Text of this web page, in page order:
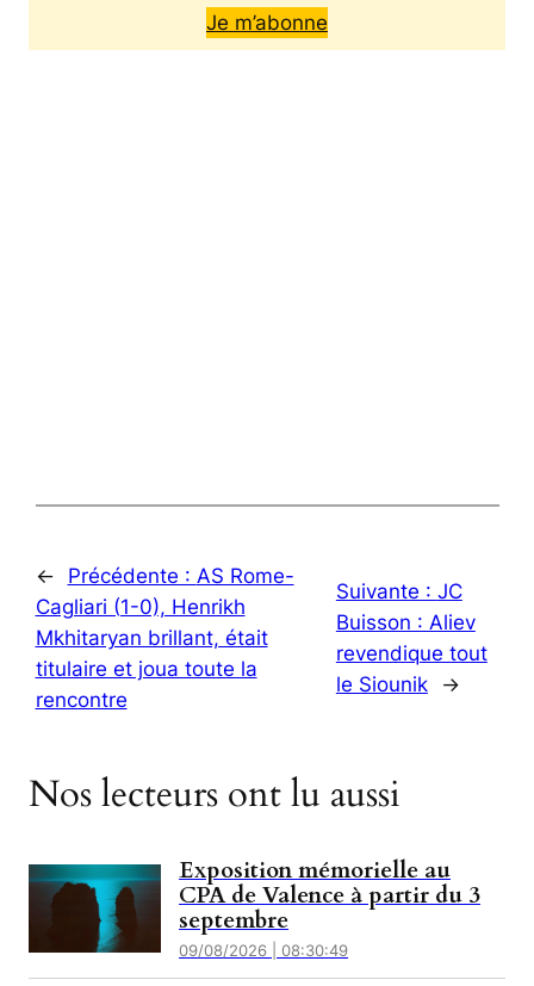
Je m’abonne
← Précédente : AS Rome-
Cagliari (1-0), Henrikh
Mkhitaryan brillant, était
titulaire et joua toute la
rencontre
Suivante : JC
Buisson : Aliev
revendique tout
le Siounik
→
Nos lecteurs ont lu aussi
Exposition mémorielle au
CPA de Valence à partir du 3
septembre
09/08/2026 | 08:30:49